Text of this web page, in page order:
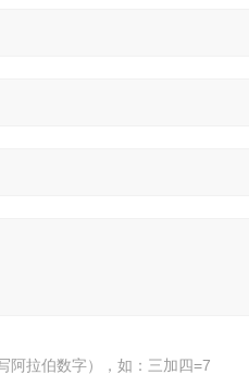
阿拉伯数字），如：三加四=7